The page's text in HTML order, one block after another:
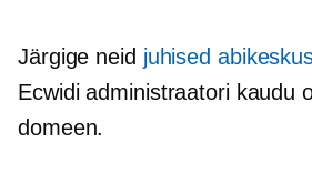
Järgige neid juhised
Ecwidi administraatori kaudu
domeen.